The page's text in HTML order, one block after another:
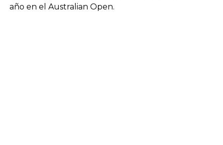
año en el Australian Open.